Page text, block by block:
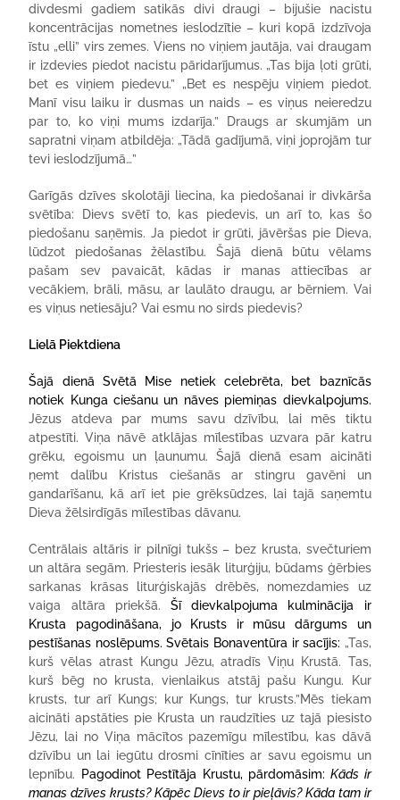
divdesmi gadiem satikās divi draugi – bijušie nacistu
koncentrācijas nometnes ieslodzītie – kuri kopā izdzīvoja
īstu „elli” virs zemes. Viens no viņiem jautāja, vai draugam
ir izdevies piedot nacistu pāridarījumus. „Tas bija ļoti grūti,
bet es viņiem piedevu.” „Bet es nespēju viņiem piedot.
Manī visu laiku ir dusmas un naids – es viņus neieredzu
par to, ko viņi mums izdarīja.” Draugs ar skumjām un
sapratni viņam atbildēja: „Tādā gadījumā, viņi joprojām tur
tevi ieslodzījumā…”
Garīgās dzīves skolotāji liecina, ka piedošanai ir divkārša
svētība: Dievs svētī to, kas piedevis, un arī to, kas šo
piedošanu saņēmis. Ja piedot ir grūti, jāvēršas pie Dieva,
lūdzot piedošanas žēlastību. Šajā dienā būtu vēlams
pašam sev pavaicāt, kādas ir manas attiecības ar
vecākiem, brāli, māsu, ar laulāto draugu, ar bērniem. Vai
es viņus netiesāju? Vai esmu no sirds piedevis?
Lielā Piektdiena
Šajā dienā Svētā Mise netiek celebrēta, bet baznīcās
notiek Kunga ciešanu un nāves piemiņas dievkalpojums.
Jēzus atdeva par mums savu dzīvību, lai mēs tiktu
atpestīti. Viņa nāvē atklājas mīlestības uzvara pār katru
grēku, egoismu un ļaunumu. Šajā dienā esam aicināti
ņemt dalību Kristus ciešanās ar stingru gavēni un
gandarīšanu, kā arī iet pie grēksūdzes, lai tajā saņemtu
Dieva žēlsirdīgās mīlestības dāvanu.
Centrālais altāris ir pilnīgi tukšs – bez krusta, svečturiem
un altāra segām. Priesteris iesāk liturģiju, būdams ģērbies
sarkanas krāsas liturģiskajās drēbēs, nomezdamies uz
vaiga altāra priekšā. Šī dievkalpojuma kulminācija ir
Krusta pagodināšana, jo Krusts ir mūsu dārgums un
pestīšanas noslēpums. Svētais Bonaventūra ir sacījis: „Tas,
kurš vēlas atrast Kungu Jēzu, atradīs Viņu Krustā. Tas,
kurš bēg no krusta, vienlaikus atstāj pašu Kungu. Kur
krusts, tur arī Kungs; kur Kungs, tur krusts.”Mēs tiekam
aicināti apstāties pie Krusta un raudzīties uz tajā piesisto
Jēzu, lai no Viņa mācītos pazemīgu mīlestību, kas dāvā
dzīvību un lai iegūtu drosmi cīnīties ar savu egoismu un
lepnību.
Pagodinot Pestītāja Krustu, pārdomāsim:Kāds ir
manas dzīves krusts? Kāpēc Dievs to ir pieļāvis? Kāda tam ir